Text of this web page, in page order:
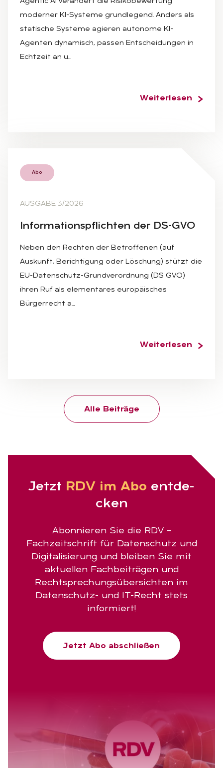
moderner KI-Systeme grundlegend. Anders als
statische Systeme agieren autonome KI-
Agenten dynamisch, passen Entscheidungen in
Echtzeit an u…
Weiterlesen
Abo
AUSGABE 3/2026
In­for­ma­ti­ons­pflich­ten der DS-GVO
Neben den Rechten der Betroffenen (auf
Auskunft, Berichtigung oder Löschung) stützt die
EU-Datenschutz-Grundverordnung (DS GVO)
ihren Ruf als elementares europäisches
Bürgerrecht a…
Weiterlesen
Alle Beiträge
Jetzt RDV im Abo ent­de­
cken
Abonnieren Sie die RDV –
Fachzeitschrift für Datenschutz und
Digitalisierung und bleiben Sie mit
aktuellen Fachbeiträgen und
Rechtsprechungsübersichten im
Datenschutz- und IT-Recht stets
informiert!
Jetzt Abo abschließen